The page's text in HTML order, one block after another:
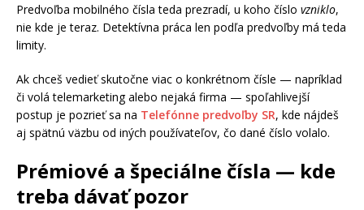
Predvoľba mobilného čísla teda prezradí, u koho číslo vzniklo,
nie kde je teraz. Detektívna práca len podľa predvoľby má teda
limity.
Ak chceš vedieť skutočne viac o konkrétnom čísle — napríklad
či volá telemarketing alebo nejaká firma — spoľahlivejší
postup je pozrieť sa na Telefónne predvoľby SR, kde nájdeš
aj spätnú väzbu od iných používateľov, čo dané číslo volalo.
Prémiové a špeciálne čísla — kde
treba dávať pozor